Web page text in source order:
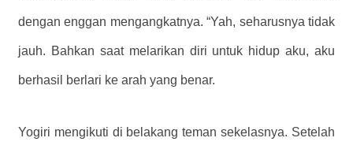
dengan enggan mengangkatnya. “Yah, seharusnya tidak
jauh. Bahkan saat melarikan diri untuk hidup aku, aku
berhasil berlari ke arah yang benar.
Yogiri mengikuti di belakang teman sekelasnya. Setelah